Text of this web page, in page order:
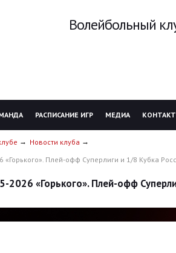
Волейбольный
РАСПИСАНИЕ ИГР МЕДИА
Новости клуба
«Горького». Плей-офф Суперлиги и 1/8 Кубка
2026 «Горького». Плей-офф